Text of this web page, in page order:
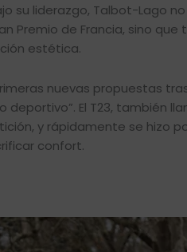
su liderazgo, Talbot-Lago
Premio de Francia, sino
estética.
nuevas propuestas
El T23, también
y rápidamente se hizo
confort.